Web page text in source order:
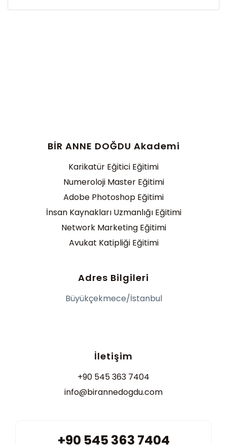
BİR ANNE DOĞDU Akademi
Karikatür Eğitici Eğitimi
Numeroloji Master Eğitimi
Adobe Photoshop Eğitimi
İnsan Kaynakları Uzmanlığı Eğitimi
Network Marketing Eğitimi
Avukat Katipliği Eğitimi
Adres Bilgileri
Büyükçekmece/İstanbul
İletişim
+90 545 363 7404
info@birannedogdu.com
+90 545 363 7404